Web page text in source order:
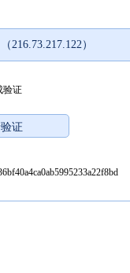
）
验证